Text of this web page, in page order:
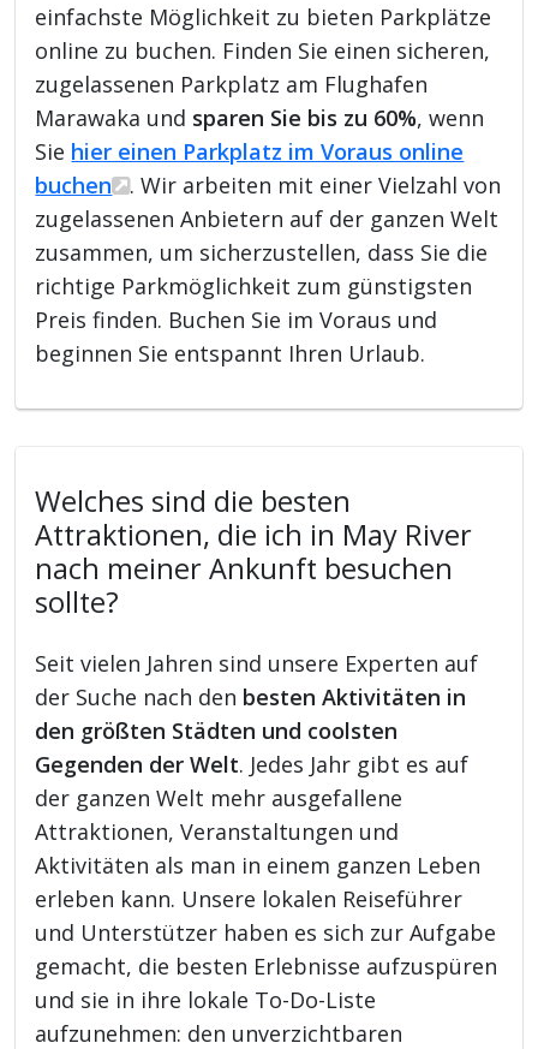
einfachste Möglichkeit zu bieten Parkplätze
online zu buchen. Finden Sie einen sicheren,
zugelassenen Parkplatz am Flughafen
Marawaka und sparen Sie bis zu 60%, wenn
Sie hier einen Parkplatz im Voraus online
buchen
. Wir arbeiten mit einer Vielzahl von
zugelassenen Anbietern auf der ganzen Welt
zusammen, um sicherzustellen, dass Sie die
richtige Parkmöglichkeit zum günstigsten
Preis finden. Buchen Sie im Voraus und
beginnen Sie entspannt Ihren Urlaub.
Welches sind die besten
Attraktionen, die ich in May River
nach meiner Ankunft besuchen
sollte?
Seit vielen Jahren sind unsere Experten auf
der Suche nach den besten Aktivitäten in
den größten Städten und coolsten
Gegenden der Welt. Jedes Jahr gibt es auf
der ganzen Welt mehr ausgefallene
Attraktionen, Veranstaltungen und
Aktivitäten als man in einem ganzen Leben
erleben kann. Unsere lokalen Reiseführer
und Unterstützer haben es sich zur Aufgabe
gemacht, die besten Erlebnisse aufzuspüren
und sie in ihre lokale To-Do-Liste
aufzunehmen: den unverzichtbaren